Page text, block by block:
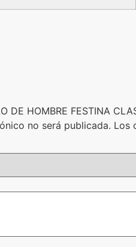
DE HOMBRE FESTINA
no será publicada. Los